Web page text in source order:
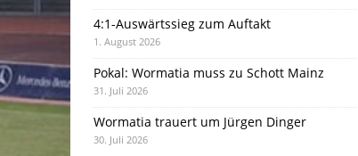
4:1-Auswärtssieg zum Auftakt
1. August 2026
Pokal: Wormatia muss zu Schott Mainz
31. Juli 2026
Wormatia trauert um Jürgen Dinger
30. Juli 2026